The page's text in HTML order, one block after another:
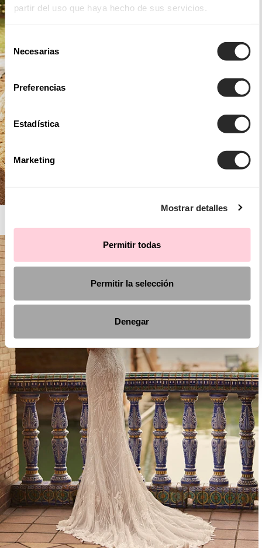
partir del uso que haya hecho de sus servicios.
Selección
de
consentimiento
Necesarias
Preferencias
Estadística
Marketing
Mostrar detalles
Permitir todas
Permitir la selección
Denegar